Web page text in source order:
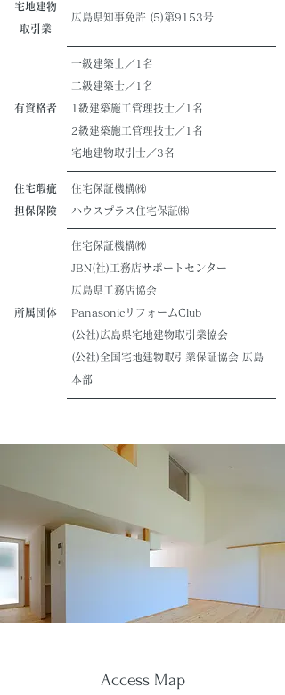
宅地建物
取引業
広島県知事免許 (5)第9153号
有資格者
一級建築士／1名
二級建築士／1名
1級建築施工管理技士／1名
2級建築施工管理技士／1名
宅地建物取引士／3名
住宅瑕疵
担保保険
住宅保証機構㈱
ハウスプラス住宅保証㈱
所属団体
住宅保証機構㈱
JBN(社)工務店サポートセンター
広島県工務店協会
PanasonicリフォームClub
(公社)広島県宅地建物取引業協会
(公社)全国宅地建物取引業保証協会 広島
本部
Access Map